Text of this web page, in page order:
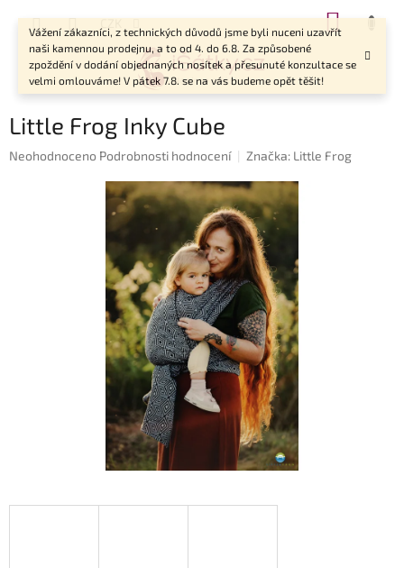
Vážení zákazníci, z technických důvodů jsme byli nuceni uzavřít
naši kamennou prodejnu, a to od 4. do 6.8. Za způsobené
zpoždění v dodání objednaných nosítek a přesunuté konzultace se
velmi omlouváme! V pátek 7.8. se na vás budeme opět těšit!
CZK
Little Frog Inky Cube
Průměrné
Neohodnoceno Podrobnosti hodnocení Značka: Little Frog